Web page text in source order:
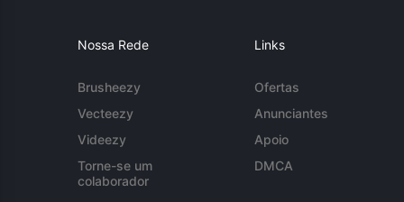
Nossa Rede
Brusheezy
Vecteezy
Videezy
Torne-se um
colaborador
Links
Ofertas
Anunciantes
Apoio
DMCA